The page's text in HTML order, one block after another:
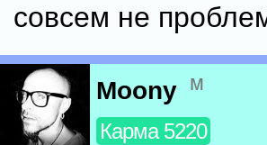
совсем не
Moony м
Карма 5220